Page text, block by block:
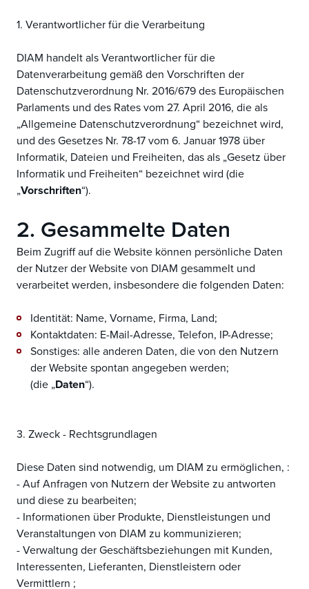
1. Verantwortlicher für die Verarbeitung
DIAM handelt als Verantwortlicher für die
Datenverarbeitung gemäß den Vorschriften der
Datenschutzverordnung Nr. 2016/679 des Europäischen
Parlaments und des Rates vom 27. April 2016, die als
„Allgemeine Datenschutzverordnung“ bezeichnet wird,
und des Gesetzes Nr. 78-17 vom 6. Januar 1978 über
Informatik, Dateien und Freiheiten, das als „Gesetz über
Informatik und Freiheiten“ bezeichnet wird (die
„Vorschriften“).
2. Gesammelte Daten
Beim Zugriff auf die Website können persönliche Daten
der Nutzer der Website von DIAM gesammelt und
verarbeitet werden, insbesondere die folgenden Daten:
Identität: Name, Vorname, Firma, Land;
Kontaktdaten: E-Mail-Adresse, Telefon, IP-Adresse;
Sonstiges: alle anderen Daten, die von den Nutzern
der Website spontan angegeben werden;
(die „Daten“).
3. Zweck - Rechtsgrundlagen
Diese Daten sind notwendig, um DIAM zu ermöglichen, :
- Auf Anfragen von Nutzern der Website zu antworten
und diese zu bearbeiten;
- Informationen über Produkte, Dienstleistungen und
Veranstaltungen von DIAM zu kommunizieren;
- Verwaltung der Geschäftsbeziehungen mit Kunden,
Interessenten, Lieferanten, Dienstleistern oder
Vermittlern ;